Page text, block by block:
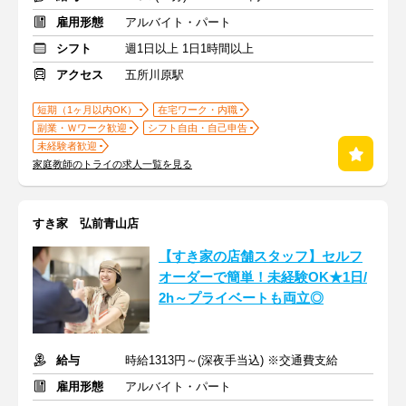
雇用形態
アルバイト・パート
シフト
週1日以上 1日1時間以上
アクセス
五所川原駅
短期（1ヶ月以内OK）
在宅ワーク・内職
副業・Ｗワーク歓迎
シフト自由・自己申告
未経験者歓迎
家庭教師のトライの求人一覧を見る
すき家 弘前青山店
【すき家の店舗スタッフ】セルフ
オーダーで簡単！未経験OK★1日/
2h～プライベートも両立◎
給与
時給1313円～(深夜手当込) ※交通費支給
雇用形態
アルバイト・パート